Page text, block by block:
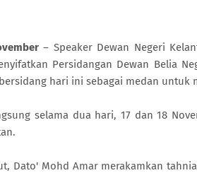
– Speaker Dewan Negeri
Persidangan Dewan Belia
hari ini sebagai medan untuk
selama dua hari, 17 dan 18
Dato' Mohd Amar merakamkan